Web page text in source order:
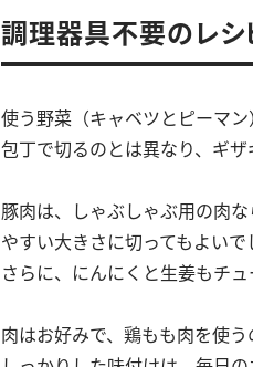
調理器具不要のレシ
使う野菜（キャベツとピーマン
包丁で切るのとは異なり、ギザ
豚肉は、しゃぶしゃぶ用の肉
やすい大きさに切ってもよいで
さらに、にんにくと生姜もチ
肉はお好みで、鶏もも肉を使う